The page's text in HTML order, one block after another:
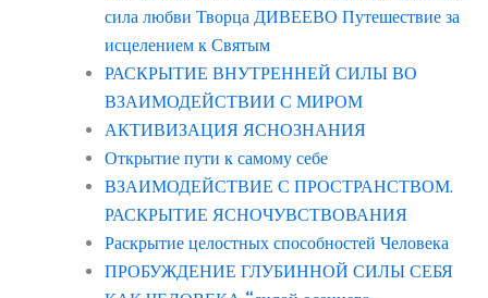
сила любви Творца ДИВЕЕВО Путешествие за
исцелением к Святым
РАСКРЫТИЕ ВНУТРЕННЕЙ СИЛЫ ВО
ВЗАИМОДЕЙСТВИИ С МИРОМ
АКТИВИЗАЦИЯ ЯСНОЗНАНИЯ
Открытие пути к самому себе
ВЗАИМОДЕЙСТВИЕ С ПРОСТРАНСТВОМ.
РАСКРЫТИЕ ЯСНОЧУВСТВОВАНИЯ
Раскрытие целостных способностей Человека
ПРОБУЖДЕНИЕ ГЛУБИННОЙ СИЛЫ СЕБЯ